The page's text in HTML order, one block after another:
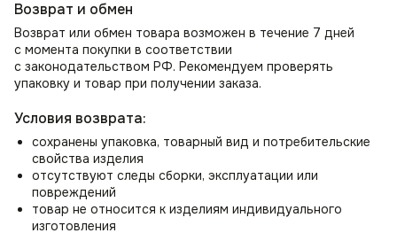
Возврат и обмен
Возврат или обмен товара возможен в течение 7 дней
с момента покупки в соответствии
с законодательством РФ. Рекомендуем проверять
упаковку и товар при получении заказа.
Условия возврата:
сохранены упаковка, товарный вид и потребительские
свойства изделия
отсутствуют следы сборки, эксплуатации или
повреждений
товар не относится к изделиям индивидуального
изготовления